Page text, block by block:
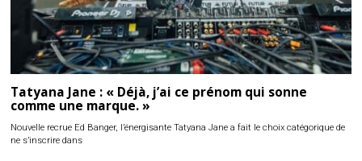
Tatyana Jane : « Déjà, j’ai ce prénom qui sonne
comme une marque. »
Nouvelle recrue Ed Banger, l’énergisante Tatyana Jane a fait le choix catégorique de
ne s’inscrire dans